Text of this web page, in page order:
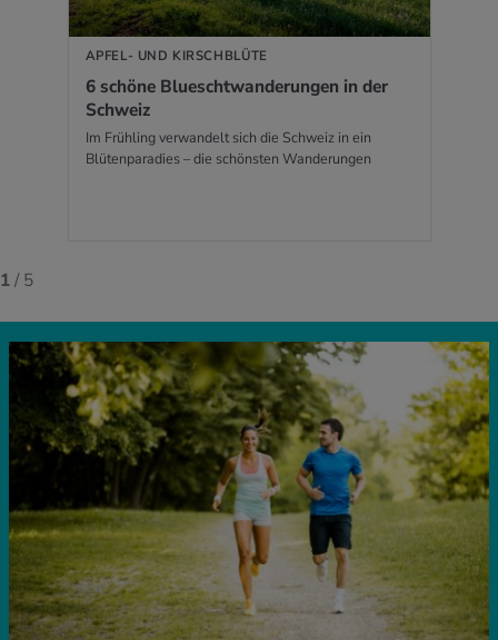
APFEL- UND KIRSCHBLÜTE
6 schö­ne Bluescht­wan­de­run­gen in der
Schweiz
Im Frühling verwandelt sich die Schweiz in ein
Blütenparadies – die schönsten Wanderungen
1/ 5